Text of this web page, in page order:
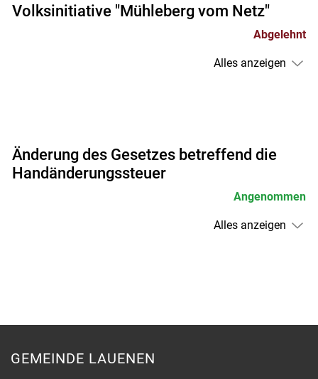
Volksinitiative "Mühleberg vom Netz"
Abgelehnt
Alles anzeigen
Änderung des Gesetzes betreffend die
Handänderungssteuer
Angenommen
Alles anzeigen
GEMEINDE LAUENEN